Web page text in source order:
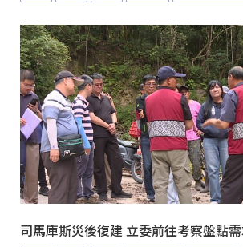
司馬庫斯災後復建 立委前往考察盤點